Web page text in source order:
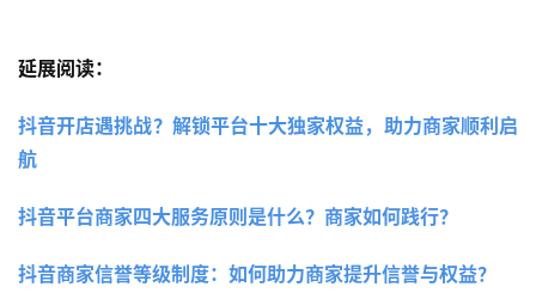
延展阅读：
抖音开店遇挑战？解锁平台十大独家权益，助力商家顺利启
航
抖音平台商家四大服务原则是什么？商家如何践行？
抖音商家信誉等级制度：如何助力商家提升信誉与权益？